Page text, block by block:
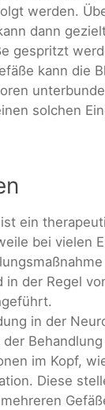
werden.
dann
gespritzt
kann die
solchen
ein
bei vielen
in der Regel
in der
im Kopf,
Diese